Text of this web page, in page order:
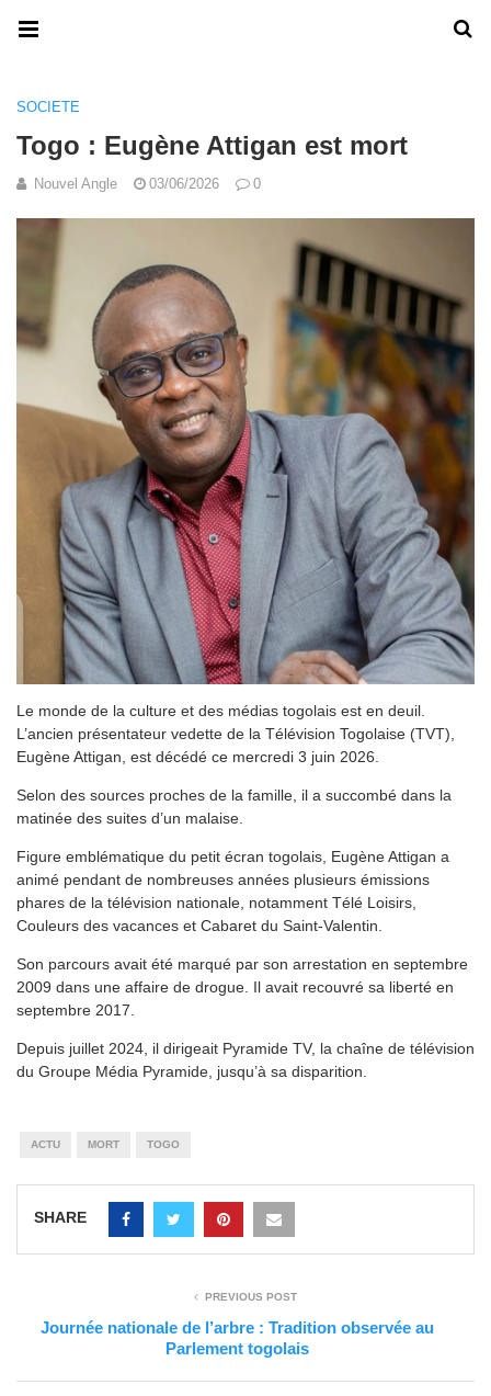
SOCIETE
Togo : Eugène Attigan est mort
Nouvel Angle 03/06/2026 0
Le monde de la culture et des médias togolais est en deuil.
L’ancien présentateur vedette de la Télévision Togolaise (TVT),
Eugène Attigan, est décédé ce mercredi 3 juin 2026.
Selon des sources proches de la famille, il a succombé dans la
matinée des suites d’un malaise.
Figure emblématique du petit écran togolais, Eugène Attigan a
animé pendant de nombreuses années plusieurs émissions
phares de la télévision nationale, notamment Télé Loisirs,
Couleurs des vacances et Cabaret du Saint-Valentin.
Son parcours avait été marqué par son arrestation en septembre
2009 dans une affaire de drogue. Il avait recouvré sa liberté en
septembre 2017.
Depuis juillet 2024, il dirigeait Pyramide TV, la chaîne de télévision
du Groupe Média Pyramide, jusqu’à sa disparition.
ACTU MORT TOGO
SHARE
PREVIOUS POST
Journée nationale de l’arbre : Tradition observée au
Parlement togolais